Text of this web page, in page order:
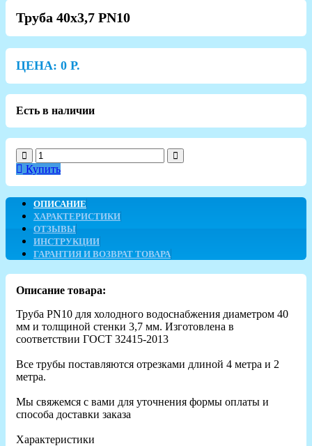
Труба 40х3,7 PN10
ЦЕНА: 0 Р.
Есть в наличии
Купить
ОПИСАНИЕ
ХАРАКТЕРИСТИКИ
ОТЗЫВЫ
ИНСТРУКЦИИ
ГАРАНТИЯ И ВОЗВРАТ ТОВАРА
Описание товара:
Труба PN10 для холодного водоснабжения диаметром 40
мм и толщиной стенки 3,7 мм. Изготовлена в
соответствии ГОСТ 32415-2013
Все трубы поставляются отрезками длиной 4 метра и 2
метра.
Мы свяжемся с вами для уточнения формы оплаты и
способа доставки заказа
Характеристики